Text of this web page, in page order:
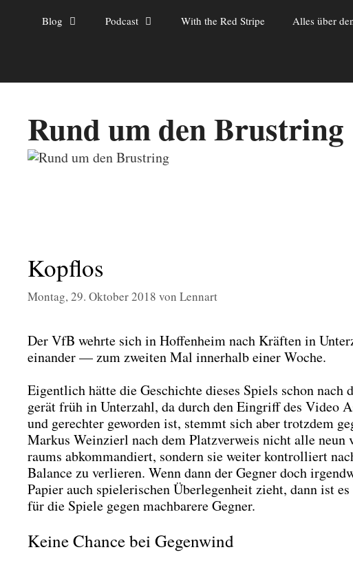
Blog Podcast With the Red Stripe Alles über
Rund um den Brustring
Kopflos
Montag, 29. Oktober 2018 von Lennart
Der VfB wehr­te sich in Hof­fen­heim nach Kräf­ten in
ein­an­der — zum zwei­ten Mal inner­halb einer Woche.
Eigent­lich hät­te die Geschich­te die­ses Spiels schon
gerät früh in Unter­zahl, da durch den Ein­griff des Video
und gerech­ter gewor­den ist, stemmt sich aber trotz­dem
Mar­kus Wein­zierl nach dem Platz­ver­weis nicht alle
raums abkom­man­diert, son­dern sie wei­ter kon­trol­liert
Balan­ce zu ver­lie­ren. Wenn dann der Geg­ner doch
Papier auch spie­le­ri­schen Über­le­gen­heit zieht, dann ist
für die Spie­le gegen mach­ba­re­re Geg­ner.
Keine Chance bei Gegenwind